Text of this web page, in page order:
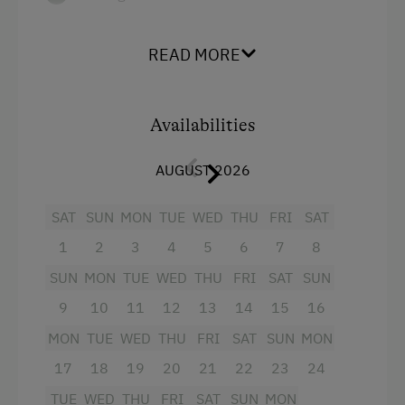
Coffee Machine
Water kettle
Refrigerator
Cookware / Utensils
READ MORE
Availabilities
AUGUST 2026
SAT
1
SUN
2
MON
3
TUE
4
WED
5
THU
6
FRI
7
SAT
8
SUN
9
MON
10
TUE
11
WED
12
THU
13
FRI
14
SAT
15
SUN
16
MON
17
TUE
18
WED
19
THU
20
FRI
21
SAT
22
SUN
23
MON
24
TUE WED THU
FRI
SAT
SUN MON